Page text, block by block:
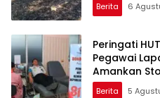
Berita 6
Peringati
Pegawai
Amankan
Berita 5